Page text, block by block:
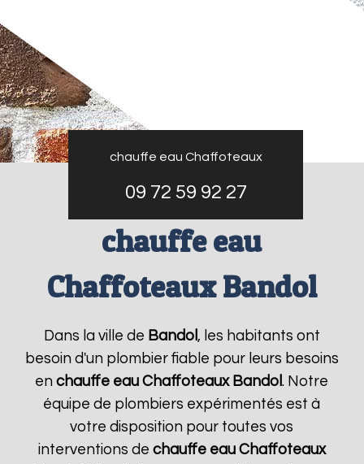
chauffe eau Chaffoteaux
09 72 59 92 27
chauffe eau
Chaffoteaux Bandol
Dans la ville de Bandol , les habitants ont
besoin d'un plombier fiable pour leurs besoins
enchauffe eau Chaffoteaux Bandol. Notre
équipe de plombiers expérimentés est à
votre disposition pour toutes vos
interventions de chauffe eau Chaffoteaux